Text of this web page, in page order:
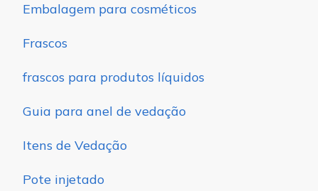
Embalagem para cosméticos
Frascos
frascos para produtos líquidos
Guia para anel de vedação
Itens de Vedação
Pote injetado